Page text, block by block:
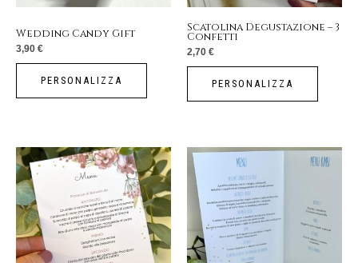
Wedding Candy Gift
3,90 €
PERSONALIZZA
Scatolina Degustazione – 3
Confetti
2,70 €
PERSONALIZZA